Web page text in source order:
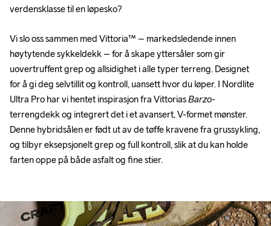
verdensklasse til en løpesko?
Vi slo oss sammen med Vittoria™ – markedsledende innen
høytytende sykkeldekk – for å skape yttersåler som gir
uovertruffent grep og allsidighet i alle typer terreng. Designet
for å gi deg selvtillit og kontroll, uansett hvor du løper. I Nordlite
Ultra Pro har vi hentet inspirasjon fra Vittorias Barzo-
terrengdekk og integrert det i et avansert, V-formet mønster.
Denne hybridsålen er født ut av de tøffe kravene fra grussykling,
og tilbyr eksepsjonelt grep og full kontroll, slik at du kan holde
farten oppe på både asfalt og fine stier.